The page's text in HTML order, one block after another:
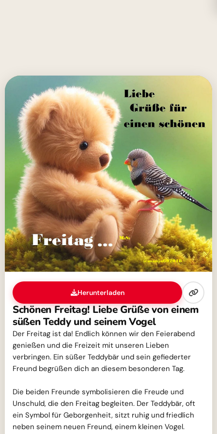
Herunterladen
Schönen Freitag! Liebe Grüße von einem
süßen Teddy und seinem Vogel
Der Freitag ist da! Endlich können wir den Feierabend
genießen und die Freizeit mit unseren Lieben
verbringen. Ein süßer Teddybär und sein gefiederter
Freund begrüßen dich an diesem besonderen Tag.
Die beiden Freunde symbolisieren die Freude und
Unschuld, die den Freitag begleiten. Der Teddybär, oft
ein Symbol für Geborgenheit, sitzt ruhig und friedlich
neben seinem neuen Freund, einem kleinen Vogel.